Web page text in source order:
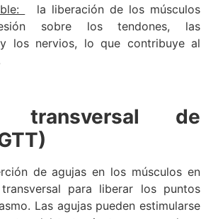
la liberación de los músculos
sobre los tendones, las
los nervios, lo que contribuye al
transversal de
de agujas en los músculos en
para liberar los puntos
Las agujas pueden estimularse